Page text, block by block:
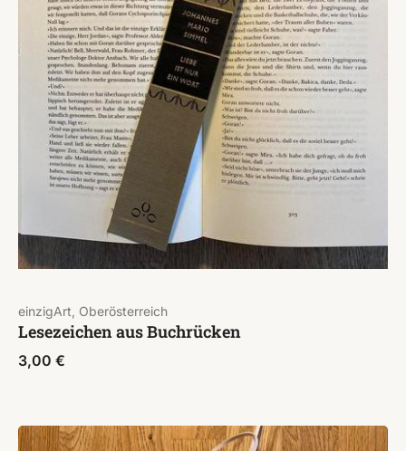
einzigArt, Oberösterreich
Lesezeichen aus Buchrücken
3,00 €